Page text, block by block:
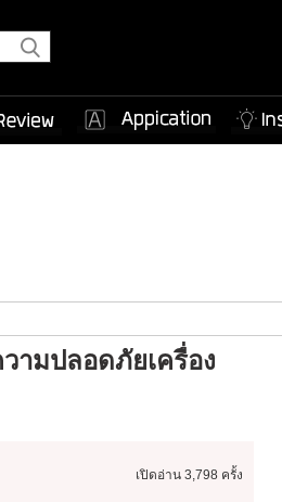
ามปลอดภัยเครื่อง
เปิดอ่าน 3,798 ครั้ง